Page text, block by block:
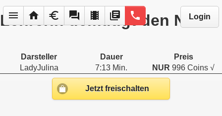
menu home euro forum local_movies library_books phone Login
Lehrerin demütigt den Nerd
Darsteller Dauer
Preis
LadyJulina
7:13 Min. NUR 996 Coins √
Jetzt freischalten